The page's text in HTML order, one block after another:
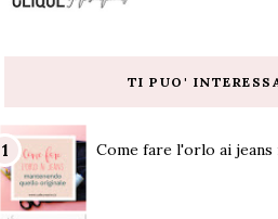
TI PUO'
Come fare l'orlo ai